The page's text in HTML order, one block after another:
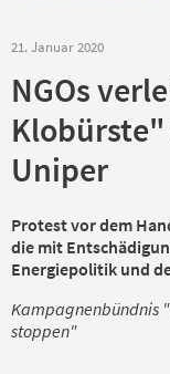
21. Januar 2020
NGOs
Uniper
Protest vor dem
die mit
Energiepolitik und
Kampagnenbündnis
stoppen"